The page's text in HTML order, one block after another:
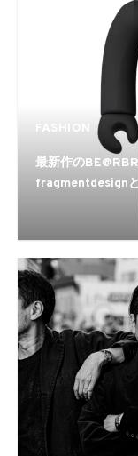
FASHION
最新作の
fragmentdesign